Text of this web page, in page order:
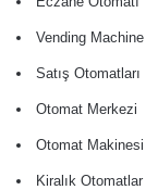
Vending Machine
Satış Otomatları
Otomat Merkezi
Otomat Makinesi
Kiralık Otomatlar